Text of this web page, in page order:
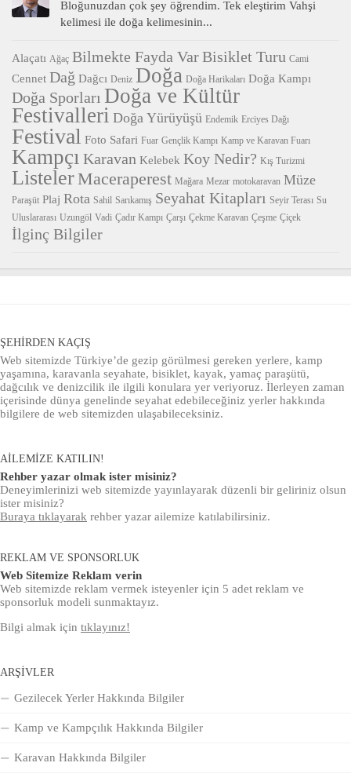
Bloğunuzdan çok şey öğrendim. Tek eleştirim Vahşi
kelimesi ile doğa kelimesinin...
Alaçatı Ağaç Bilmekte Fayda VarBisiklet Turu Cami
Cennet Dağ Dağcı Deniz Doğa Doğa Harikaları Doğa Kampı
Doğa Sporları Doğa ve Kültür
Festivalleri Doğa Yürüyüşü Endemik Erciyes Dağı
Festival Foto Safari Fuar Gençlik Kampı Kamp ve Karavan Fuarı
Kampçı Karavan Kelebek Koy Nedir? Kış Turizmi
ListelerMaceraperest Mağara Mezar motokaravan Müze
Paraşüt Plaj Rota Sahil Sarıkamış Seyahat Kitapları Seyir Terası Su
Uluslararası Uzungöl Vadi Çadır Kampı Çarşı Çekme Karavan Çeşme Çiçek
İlginç Bilgiler
ŞEHIRDEN KAÇIŞ
Web sitemizde Türkiye’de gezip görülmesi gereken yerlere, kamp
yaşamına, karavanla seyahate, bisiklet, kayak, yamaç paraşütü,
dağcılık ve denizcilik ile ilgili konulara yer veriyoruz. İlerleyen zaman
içerisinde dünya genelinde seyahat edebileceğiniz yerler hakkında
bilgilere de web sitemizden ulaşabileceksiniz.
AILEMIZE KATILIN!
Rehber yazar olmak ister misiniz?
Deneyimlerinizi web sitemizde yayınlayarak düzenli bir geliriniz olsun
ister misiniz?
Buraya tıklayarak rehber yazar ailemize katılabilirsiniz.
REKLAM VE SPONSORLUK
Web Sitemize Reklam verin
Web sitemizde reklam vermek isteyenler için 5 adet reklam ve
sponsorluk modeli sunmaktayız.
Bilgi almak için tıklayınız!
ARŞIVLER
Gezilecek Yerler Hakkında Bilgiler
Kamp ve Kampçılık Hakkında Bilgiler
Karavan Hakkında Bilgiler